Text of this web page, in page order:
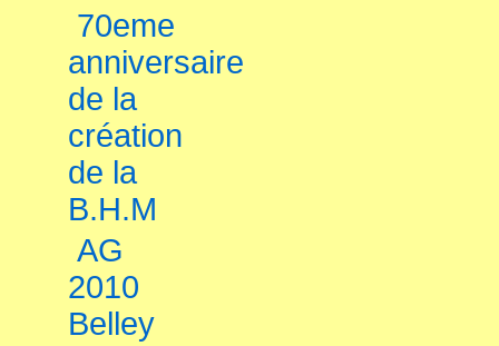
70eme
anniversaire
de la
création
de la
B.H.M
AG
2010
Belley